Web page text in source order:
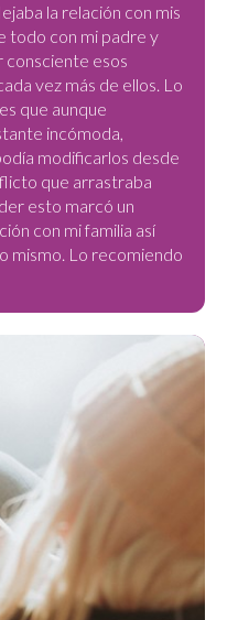
la relación con mis
todo con mi padre y
consciente esos
vez más de ellos. Lo
que aunque
incómoda,
modificarlos desde
que arrastraba
esto marcó un
con mi familia así
mismo. Lo recomiendo